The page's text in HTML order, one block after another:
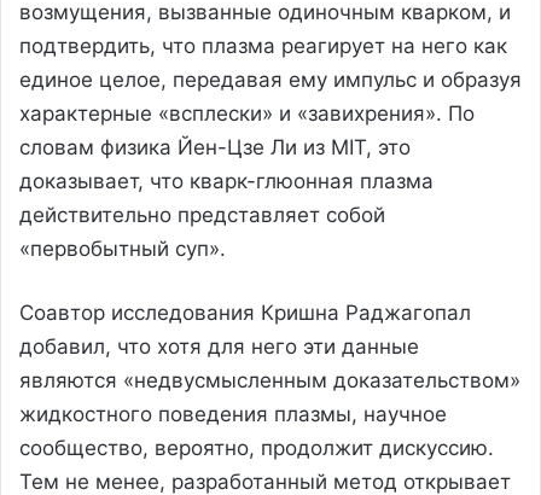
возмущения, вызванные одиночным кварком, и
подтвердить, что плазма реагирует на него как
единое целое, передавая ему импульс и образуя
характерные «всплески» и «завихрения». По
словам физика Йен-Цзе Ли из MIT, это
доказывает, что кварк-глюонная плазма
действительно представляет собой
«первобытный суп».
Соавтор исследования Кришна Раджагопал
добавил, что хотя для него эти данные
являются «недвусмысленным доказательством»
жидкостного поведения плазмы, научное
сообщество, вероятно, продолжит дискуссию.
Тем не менее, разработанный метод открывает